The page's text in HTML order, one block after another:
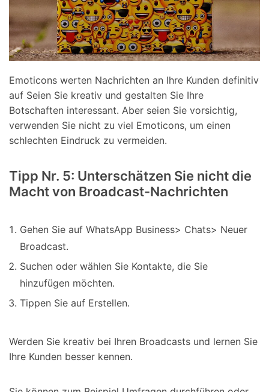
Emoticons werten Nachrichten an Ihre Kunden definitiv
auf Seien Sie kreativ und gestalten Sie Ihre
Botschaften interessant. Aber seien Sie vorsichtig,
verwenden Sie nicht zu viel Emoticons, um einen
schlechten Eindruck zu vermeiden.
Tipp Nr. 5: Unterschätzen Sie nicht die
Macht von Broadcast-Nachrichten
Gehen Sie auf WhatsApp Business> Chats> Neuer
Broadcast.
Suchen oder wählen Sie Kontakte, die Sie
hinzufügen möchten.
Tippen Sie auf Erstellen.
Werden Sie kreativ bei Ihren Broadcasts und lernen Sie
Ihre Kunden besser kennen.